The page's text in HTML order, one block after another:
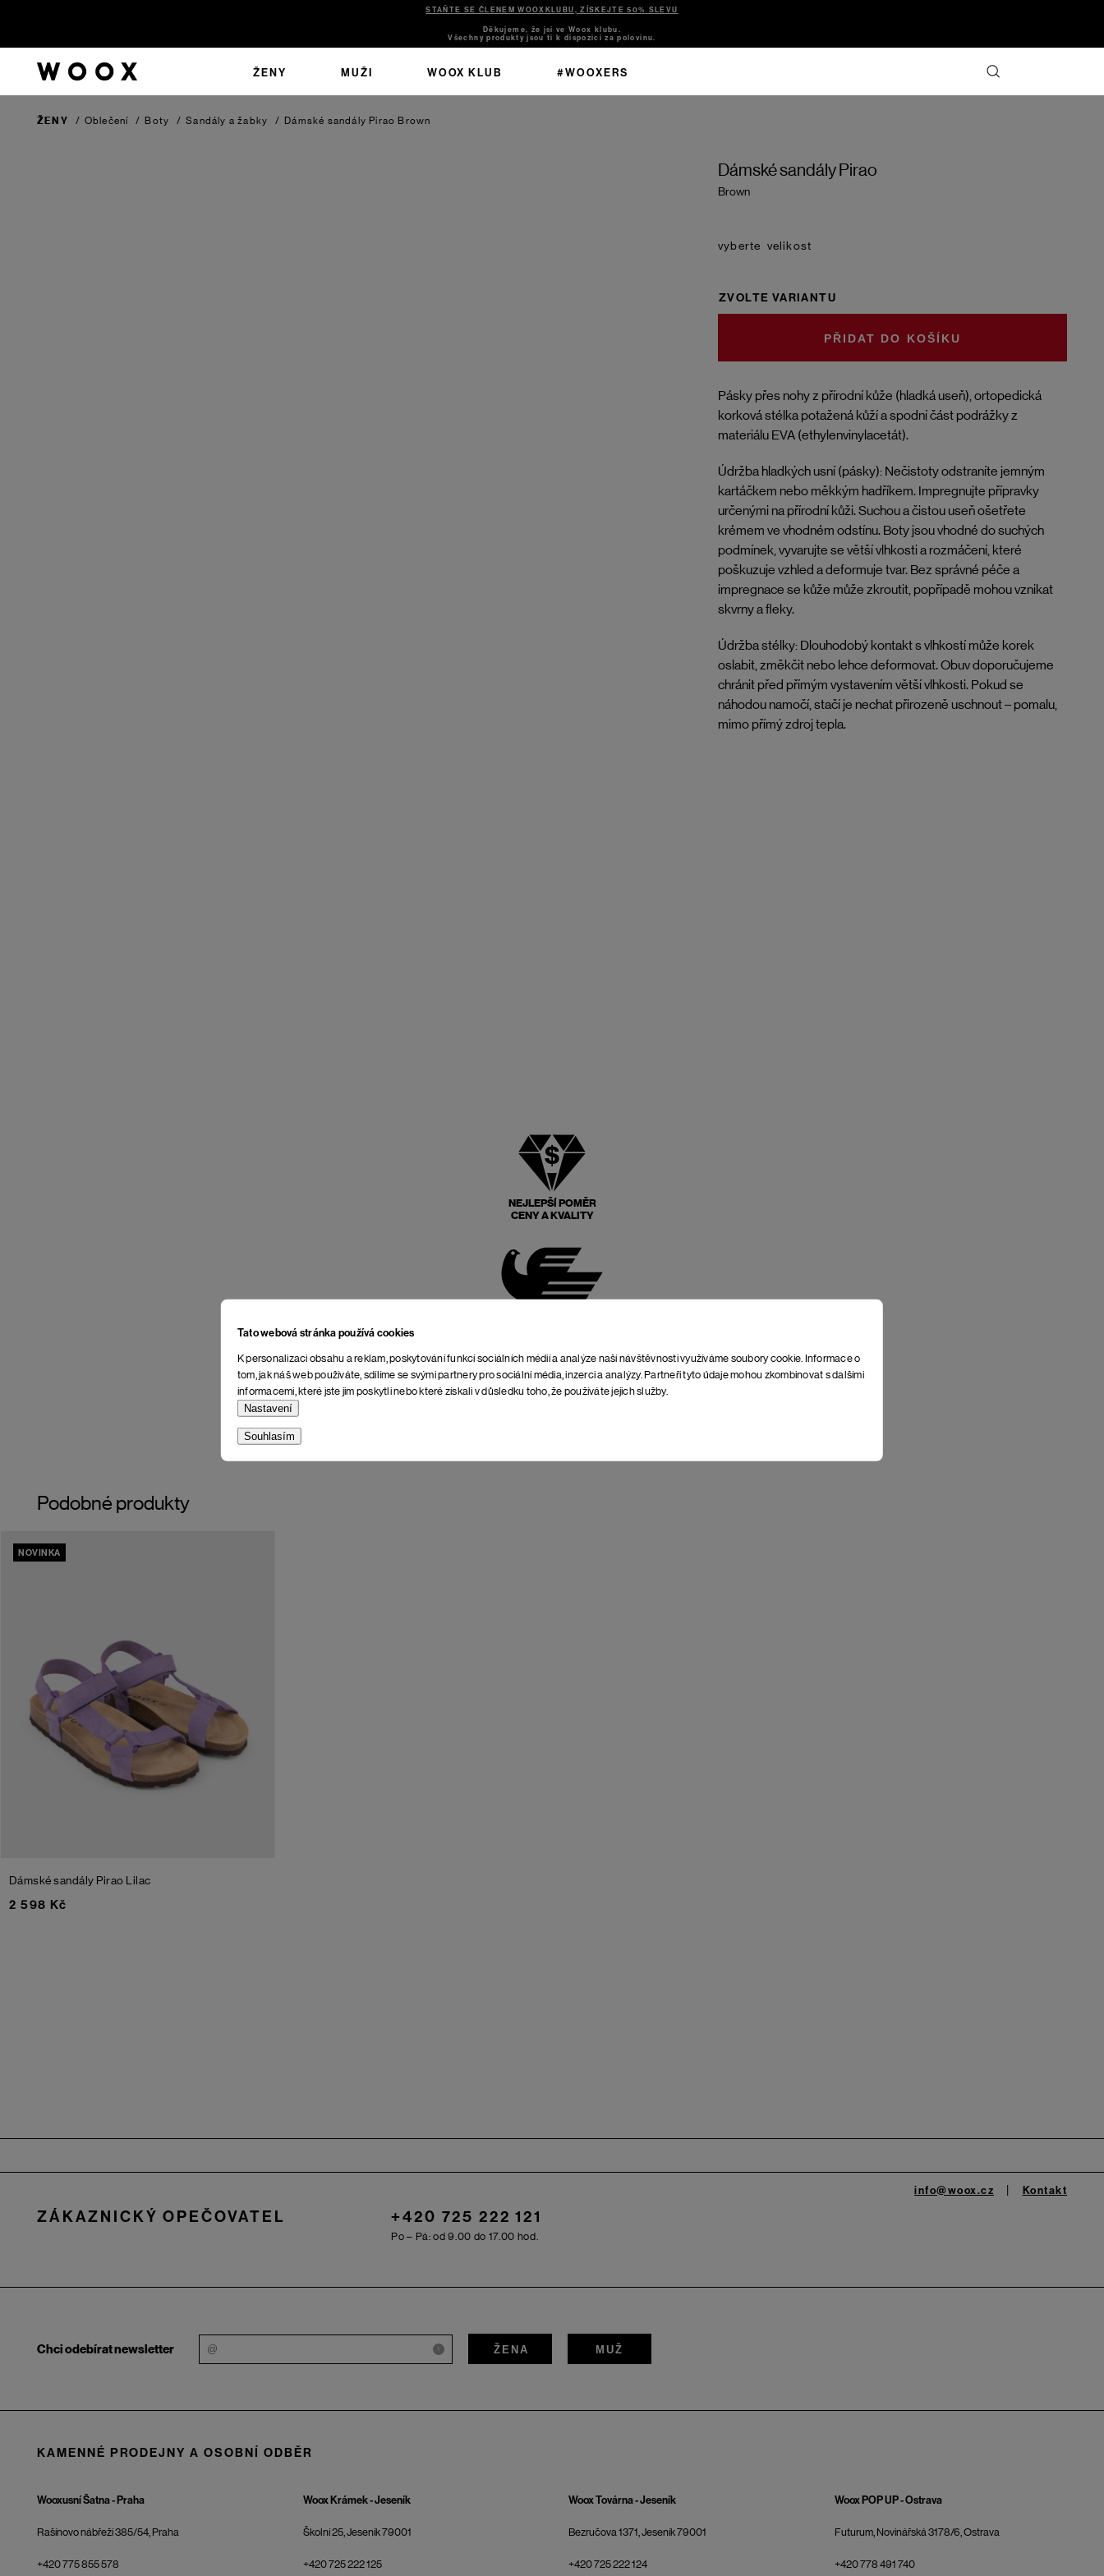
Tato webová stránka používá cookies
K personalizaci obsahu a reklam, poskytování funkcí sociálních médií a analýze naší návštěvnosti využíváme soubory cookie. Informace o
tom, jak náš web používáte, sdílíme se svými partnery pro sociální média, inzerci a analýzy. Partneři tyto údaje mohou zkombinovat s dalšími
informacemi, které jste jim poskytli nebo které získali v důsledku toho, že používáte jejich služby.
Nastavení
Souhlasím
STAŇTE SE ČLENEM WOOXKLUBU, ZÍSKEJTE 50% SLEVU
Děkujeme, že jsi ve Woox klubu.
Všechny produkty jsou ti k dispozici za polovinu.
ŽENY MUŽI WOOX KLUB #WOOXERS
ŽENY / Oblečení / Boty / Sandály a žabky / Dámské sandály Pirao Brown
Dámské sandály Pirao
Brown
Pásky přes nohy z přírodní kůže (hladká useň), ortopedická
korková stélka potažená kůží a spodní část podrážky z
materiálu EVA (ethylenvinylacetát).
Údržba hladkých usní (pásky): Nečistoty odstraníte jemným
kartáčkem nebo měkkým hadříkem. Impregnujte přípravky
určenými na přírodní kůži. Suchou a čistou useň ošetřete
krémem ve vhodném odstínu. Boty jsou vhodné do suchých
podmínek, vyvarujte se větší vlhkosti a rozmáčení, které
poškuzuje vzhled a deformuje tvar. Bez správné péče a
impregnace se kůže může zkroutit, popřípadě mohou vznikat
skvrny a fleky.
Údržba stélky: Dlouhodobý kontakt s vlhkostí může korek
oslabit, změkčit nebo lehce deformovat. Obuv doporučujeme
chránit před přímým vystavením větší vlhkosti. Pokud se
náhodou namočí, stačí je nechat přirozeně uschnout – pomalu,
mimo přímý zdroj tepla.
velikost
ZVOLTE VARIANTU
DO KOŠÍKU
NEJLEPŠÍ POMĚR
CENY A KVALITY
Podobné produkty
NOVINKA
Dámské sandály Pirao Lilac
2 598 Kč
ZÁKAZNICKÝ OPEČOVATEL +420 725 222 121
Po – Pá: od 9.00 do 17.00 hod.
info@woox.cz Kontakt
Chci odebírat newsletter i ŽENA MUŽ
KAMENNÉ PRODEJNY A OSOBNÍ ODBĚR
Wooxusní Šatna - Praha
Rašínovo nábřeží 385/54, Praha
+420 775 855 578
Woox Krámek - Jeseník
Školní 25, Jeseník 79001
+420 725 222 125
Woox Továrna - Jeseník
Bezručova 1371, Jeseník 79001
+420 725 222 124
Woox POP UP - Ostrava
Futurum, Novinářská 3178/6, Ostrava
+420 778 491 740